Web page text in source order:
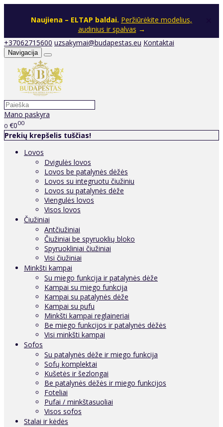
Naujiena – ELTAP baldai. Peržiūrėkite modelius,
audinius ir spalvas →
+37062715600 uzsakymai@budapestas.eu Kontaktai
Navigacija
Mano paskyra
0 €000
Prekių krepšelis tuščias!
Lovos
Dvigulės lovos
Lovos be patalynės dėžės
Lovos su integruotu čiužiniu
Lovos su patalynės dėže
Viengulės lovos
Visos lovos
Čiužiniai
Antčiužiniai
Čiužiniai be spyruoklių bloko
Spyruokliniai čiužiniai
Visi čiužiniai
Minkšti kampai
Su miego funkcija ir patalynės dėže
Kampai su miego funkcija
Kampai su patalynės dėže
Kampai su pufu
Minkšti kampai reglaineriai
Be miego funkcijos ir patalynės dėžės
Visi minkšti kampai
Sofos
Su patalynės dėže ir miego funkcija
Sofų komplektai
Kušetės ir šezlongai
Be patalynės dėžės ir miego funkcijos
Foteliai
Pufai / minkštasuoliai
Visos sofos
Stalai ir kėdės